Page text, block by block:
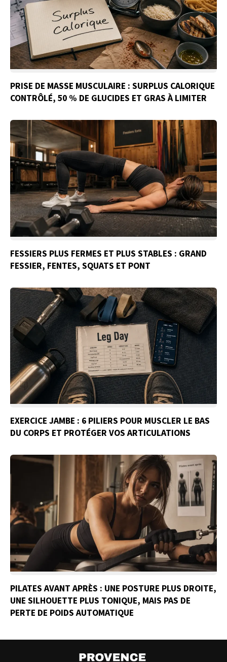
PRISE DE MASSE MUSCULAIRE : SURPLUS CALORIQUE
CONTRÔLÉ, 50 % DE GLUCIDES ET GRAS À LIMITER
FESSIERS PLUS FERMES ET PLUS STABLES : GRAND
FESSIER, FENTES, SQUATS ET PONT
EXERCICE JAMBE : 6 PILIERS POUR MUSCLER LE BAS
DU CORPS ET PROTÉGER VOS ARTICULATIONS
PILATES AVANT APRÈS : UNE POSTURE PLUS DROITE,
UNE SILHOUETTE PLUS TONIQUE, MAIS PAS DE
PERTE DE POIDS AUTOMATIQUE